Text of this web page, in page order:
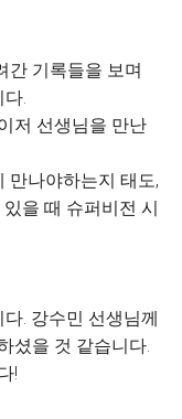
간 기록들을 보며
.
저 선생님을 만난
만나야하는지 태도,
을 때 슈퍼비전 시
. 강수민 선생님께
셨을 것 같습니다.
!